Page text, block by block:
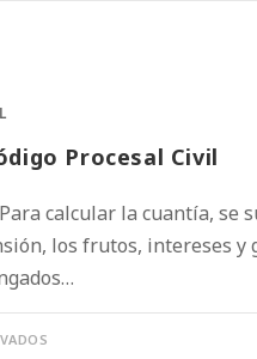
Procesal Civil
calcular la cuantía, se
los frutos, intereses y